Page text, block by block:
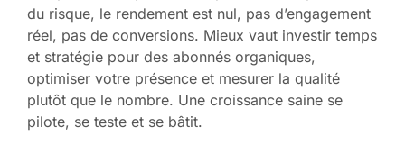
du risque, le rendement est nul, pas d’engagement
réel, pas de conversions. Mieux vaut investir temps
et stratégie pour des abonnés organiques,
optimiser votre présence et mesurer la qualité
plutôt que le nombre. Une croissance saine se
pilote, se teste et se bâtit.